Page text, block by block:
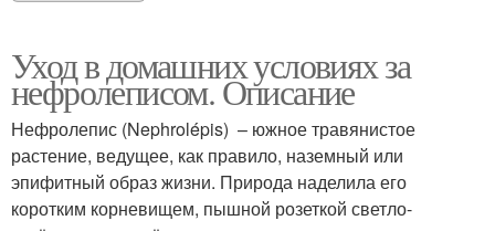
Уход в домашних условиях за
нефролеписом. Описание
Нефролепис (Nephrolépis) – южное травянистое
растение, ведущее, как правило, наземный или
эпифитный образ жизни. Природа наделила его
коротким корневищем, пышной розеткой светло-